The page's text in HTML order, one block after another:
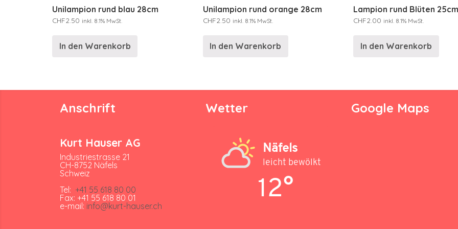
Unilampion rund blau 28cm
CHF2.50 inkl. 8.1% MwSt.
In den Warenkorb
Unilampion rund orange 28cm
CHF2.50 inkl. 8.1% MwSt.
In den Warenkorb
Lampion rund Blüten
CHF2.00 inkl. 8.1% MwSt.
In den Warenkorb
Anschrift
Kurt Hauser AG
Industriestrasse 21
CH-8752 Näfels
Schweiz
Tel: +41 55 618 80 00
Fax: +41 55 618 80 01
e-mail: info@kurt-hauser.ch
Wetter
Näfels
leicht bewölkt
12°
Google Maps